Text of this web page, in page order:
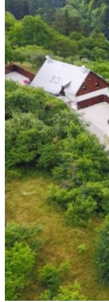
Gastro
Kultúra
Šport
Prešovský
Tipy